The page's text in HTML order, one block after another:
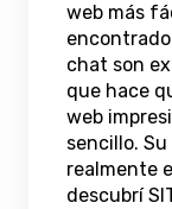
web más
chat son
que hace
web
sencillo.
realmente
descubrí